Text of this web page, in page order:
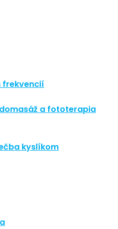
frekvencií
a fototerapia
kyslíkom